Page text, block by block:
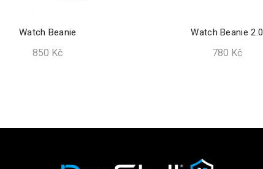
Watch Beanie
850 Kč
Watch Beanie 2.0
780 Kč